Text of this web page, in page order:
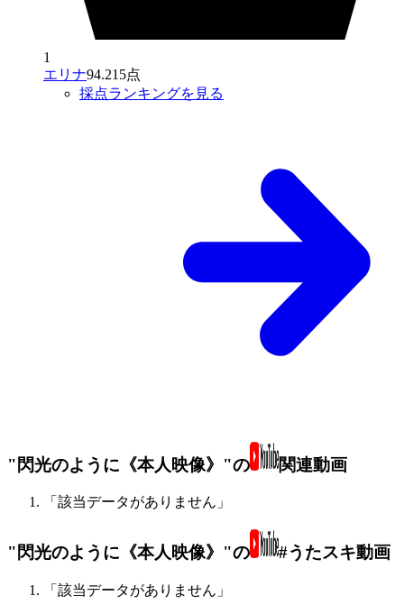
1
エリナ94.215点
採点ランキングを見る
"閃光のように《本人映像》"の 関連動画
「該当データがありません」
"閃光のように《本人映像》"の #うたスキ動画
「該当データがありません」